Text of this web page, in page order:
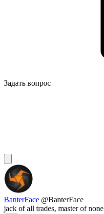
Задать вопрос
BanterFace @BanterFace
jack of all trades, master of none